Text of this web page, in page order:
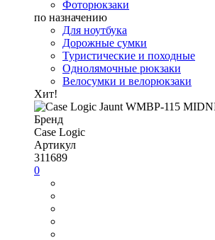
Фоторюкзаки
по назначению
Для ноутбука
Дорожные сумки
Туристические и походные
Однолямочные рюкзаки
Велосумки и велорюкзаки
Хит!
Бренд
Case Logic
Артикул
311689
0